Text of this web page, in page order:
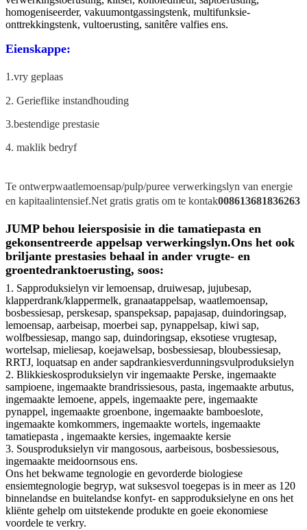
homogeniseerder, vakuumontgassingstenk, multifunksie-
onttrekkingstenk, vultoerusting, sanitêre valfies ens.
Eienskappe:
1.vry geplaas
2. Gerieflike instandhouding
3.bestendige prestasie
4. maklik bedryf
Te ontwerpwaatlemoensap/pulp/puree verwerkingslyn van energie
en kapitaalintensief.Net gratis gratis om te kontak008613681836263
JUMP behou leiersposisie in die tamatiepasta en
gekonsentreerde appelsap verwerkingslyn.Ons het ook
briljante prestasies behaal in ander vrugte- en
groentedranktoerusting, soos:
1. Sapproduksielyn vir lemoensap, druiwesap, jujubesap,
klapperdrank/klappermelk, granaatappelsap, waatlemoensap,
bosbessiesap, perskesap, spanspeksap, papajasap, duindoringsap,
lemoensap, aarbeisap, moerbei sap, pynappelsap, kiwi sap,
wolfbessiesap, mango sap, duindoringsap, eksotiese vrugtesap,
wortelsap, mieliesap, koejawelsap, bosbessiesap, bloubessiesap,
RRTJ, loquatsap en ander sapdrankiesverdunningsvulproduksielyn
2. Blikkieskosproduksielyn vir ingemaakte Perske, ingemaakte
sampioene, ingemaakte brandrissiesous, pasta, ingemaakte arbutus,
ingemaakte lemoene, appels, ingemaakte pere, ingemaakte
pynappel, ingemaakte groenbone, ingemaakte bamboeslote,
ingemaakte komkommers, ingemaakte wortels, ingemaakte
tamatiepasta , ingemaakte kersies, ingemaakte kersie
3. Sousproduksielyn vir mangosous, aarbeisous, bosbessiesous,
ingemaakte meidoornsous ens.
Ons het bekwame tegnologie en gevorderde biologiese
ensiemtegnologie begryp, wat suksesvol toegepas is in meer as 120
binnelandse en buitelandse konfyt- en sapproduksielyne en ons het
kliënte gehelp om uitstekende produkte en goeie ekonomiese
voordele te verkry.